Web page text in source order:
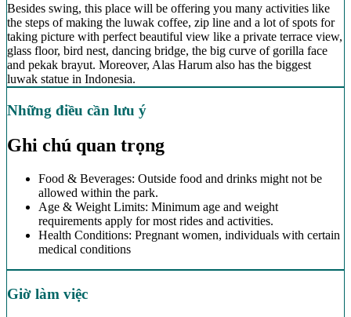
Besides swing, this place will be offering you many activities like
the steps of making the luwak coffee, zip line and a lot of spots for
taking picture with perfect beautiful view like a private terrace view,
glass floor, bird nest, dancing bridge, the big curve of gorilla face
and pekak brayut. Moreover, Alas Harum also has the biggest
luwak statue in Indonesia.
Những điều cần lưu ý
Ghi chú quan trọng
Food & Beverages: Outside food and drinks might not be
allowed within the park.
Age & Weight Limits: Minimum age and weight
requirements apply for most rides and activities.
Health Conditions: Pregnant women, individuals with certain
medical conditions
Giờ làm việc